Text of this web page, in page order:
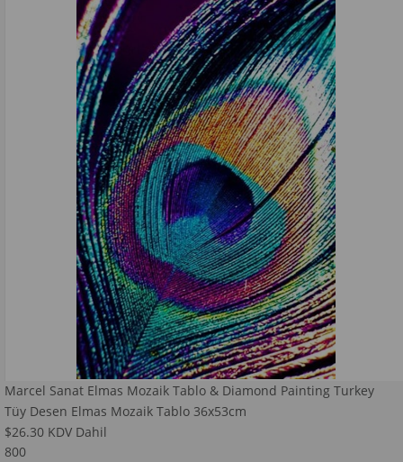
Marcel Sanat Elmas Mozaik Tablo & Diamond Painting Turkey
Tüy Desen Elmas Mozaik Tablo 36x53cm
$26.30 KDV Dahil
800